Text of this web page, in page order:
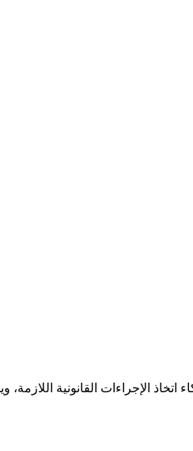
الإجراءات القانونية